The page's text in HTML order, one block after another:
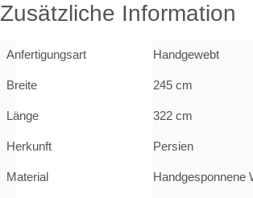
Zusätzliche Information
Anfertigungsart Handgewebt
Breite 245 cm
Länge 322 cm
Herkunft Persien
Material Handgesponnene